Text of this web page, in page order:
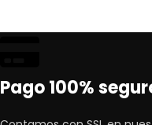
Pago 100%